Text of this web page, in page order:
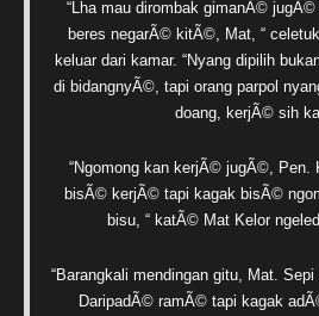
“Lha mau dirombak gimanÃ©
beres negarÃ© kitÃ©, Mat, “
keluar dari kamar. “Nyang dipilih
di bidangnyÃ©, tapi orang parpol
doang, kerjÃ© sih
“Ngomong kan kerjÃ© jugÃ©, Pen.
bisÃ© kerjÃ© tapi kagak bisÃ©
bisu, “ katÃ© Mat Kelor
“Barangkali mendingan gitu, Mat.
DaripadÃ© ramÃ© tapi kagak